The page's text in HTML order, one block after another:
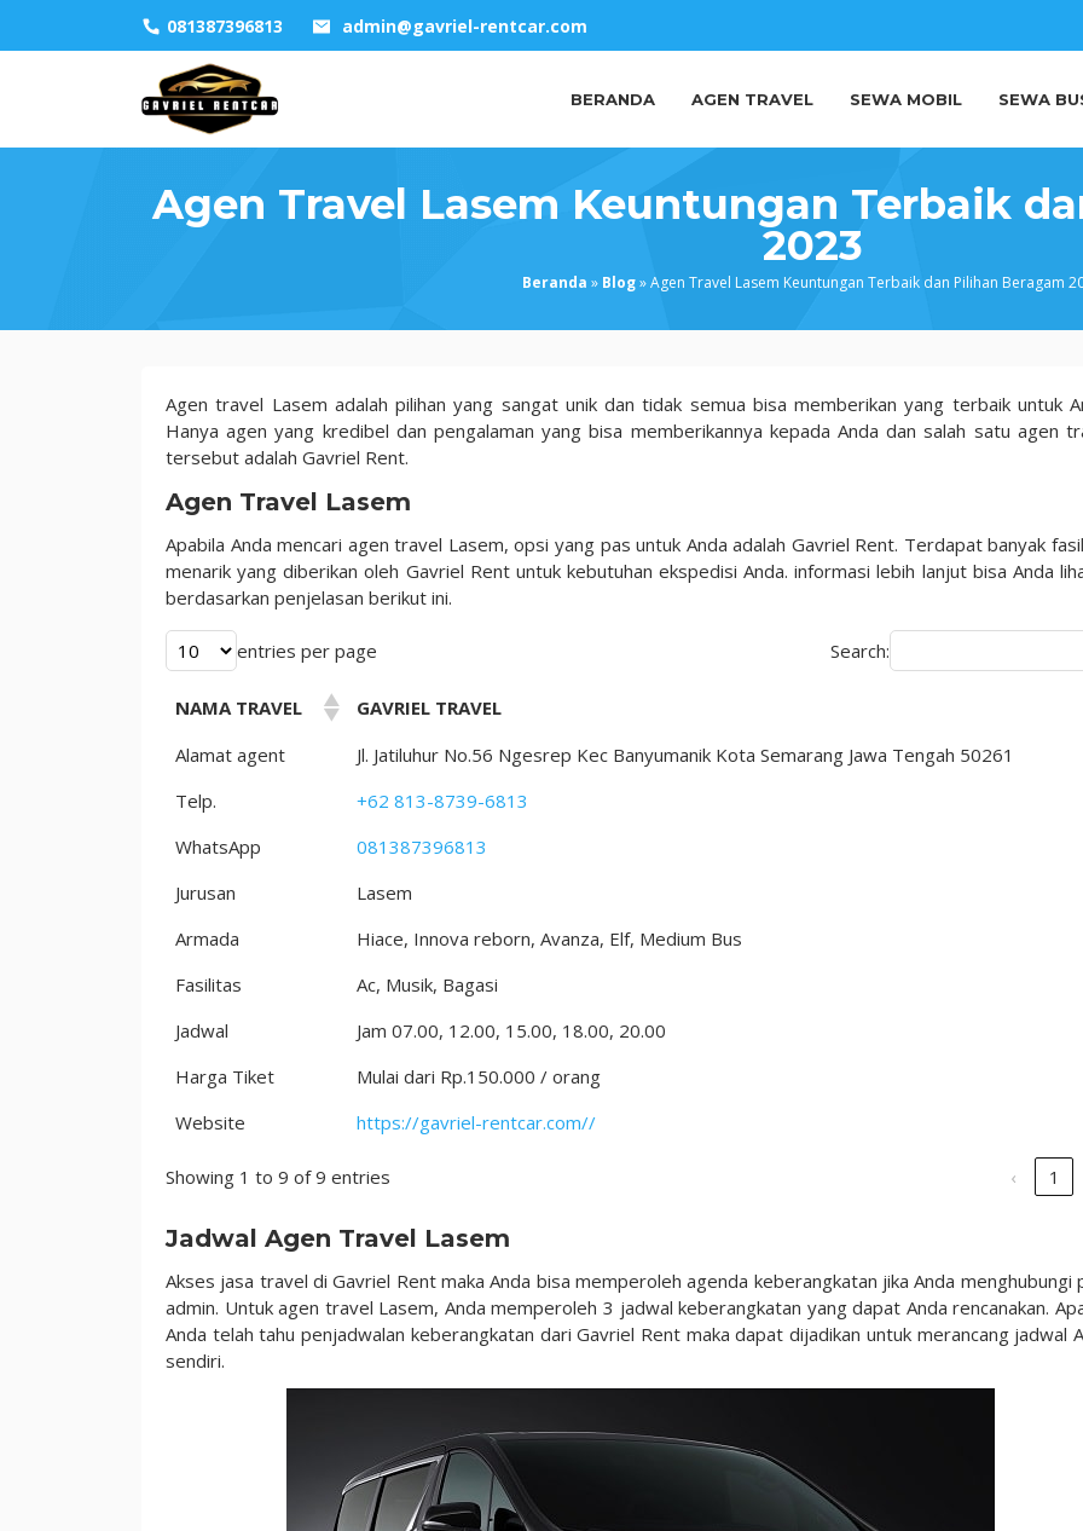
081387396813 admin@gavriel-rentcar.com
BERANDA AGEN TRAVEL SEWA MOBIL SEWA
Agen Travel Lasem Keuntungan Terbaik
2023
Beranda » Blog»Agen Travel Lasem Keuntungan Terbaik dan Pilihan Beragam
Agen
Travel
Lasem
Terbaik
dan
Pilihan
Beragam
Agen travel Lasem adalah pilihan yang sangat unik dan tidak semua bisa memberikan yang terbaik untuk
Hanya agen yang kredibel dan pengalaman yang bisa memberikannya kepada Anda dan salah satu agen
tersebut adalah Gavriel Rent.
Agen Travel Lasem
Apabila Anda mencari agen travel Lasem, opsi yang pas untuk Anda adalah Gavriel Rent. Terdapat banyak
menarik yang diberikan oleh Gavriel Rent untuk kebutuhan ekspedisi Anda. informasi lebih lanjut bisa Anda
berdasarkan penjelasan berikut ini.
entries per page Search:
NAMA TRAVEL
GAVRIEL TRAVEL
Alamat agent
Jl. Jatiluhur No.56 Ngesrep Kec Banyumanik Kota Semarang Jawa Tengah 50261
Telp.
+62 813-8739-6813
WhatsApp
081387396813
Jurusan
Lasem
Armada
Hiace, Innova reborn, Avanza, Elf, Medium Bus
Fasilitas
Ac, Musik, Bagasi
Jadwal
Jam 07.00, 12.00, 15.00, 18.00, 20.00
Harga Tiket
Mulai dari Rp.150.000 / orang
Website
https://gavriel-rentcar.com//
Showing 1 to 9 of 9 entries ‹ 1
Jadwal Agen Travel Lasem
Akses jasa travel di Gavriel Rent maka Anda bisa memperoleh agenda keberangkatan jika Anda menghubungi
admin. Untuk agen travel Lasem, Anda memperoleh 3 jadwal keberangkatan yang dapat Anda rencanakan.
Anda telah tahu penjadwalan keberangkatan dari Gavriel Rent maka dapat dijadikan untuk merancang jadwal
sendiri.